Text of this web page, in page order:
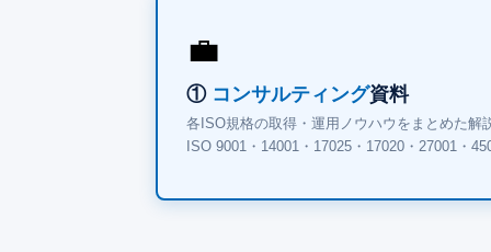
💼
① コンサルティング資料
各ISO規格の取得・運用ノウハウをまとめた解
ISO 9001・14001・17025・17020・27001・